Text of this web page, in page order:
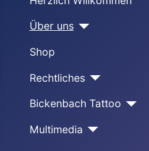
Über uns
Shop
Rechtliches
Bickenbach Tattoo
Multimedia